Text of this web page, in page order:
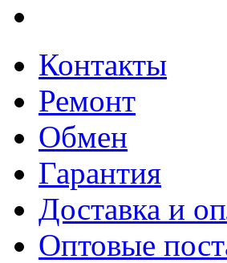
Контакты
Ремонт
Обмен
Гарантия
Доставка и
Оптовые